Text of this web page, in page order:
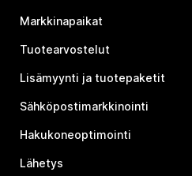
Markkinapaikat
Tuotearvostelut
Lisämyynti ja tuotepaketit
Sähköpostimarkkinointi
Hakukoneoptimointi
Lähetys